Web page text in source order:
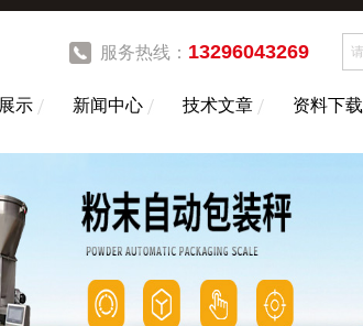
服务热线： 13296043269
示 新闻中心 技术文章 资料下载